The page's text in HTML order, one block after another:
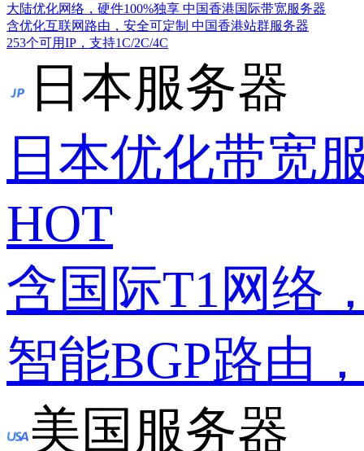
大陆优化网络，硬件100%独享 中国香港国际带宽服务器
含优化互联网路由，安全可定制 中国香港站群服务器
253个可用IP，支持1C/2C/4C
日本服务器
日本优化带宽
HOT
含国际T1网络
智能BGP路由
美国服务器